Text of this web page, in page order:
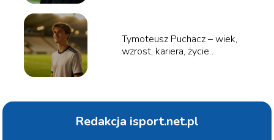
Tymoteusz Puchacz – wiek,
wzrost, kariera, życie
Redakcja isport.net.pl